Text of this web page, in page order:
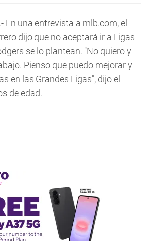
En una entrevista a mlb.com, el
dijo que no aceptará ir a Ligas
se lo plantean. "No quiero y
Pienso que puedo mejorar y
en las Grandes Ligas", dijo el
de edad.